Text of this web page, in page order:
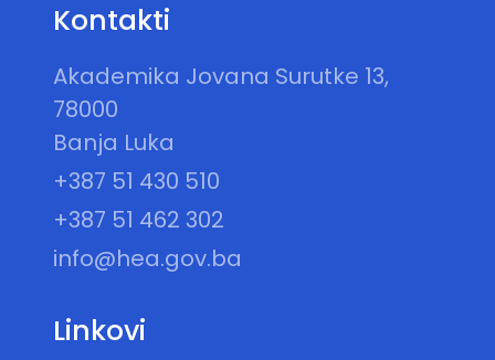
Kontakti
Akademika Jovana Surutke 13,
78000
Banja Luka
+387 51 430 510
+387 51 462 302
info@hea.gov.ba
Linkovi